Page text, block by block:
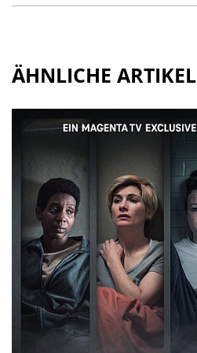
ÄHNLICHE ARTIKEL